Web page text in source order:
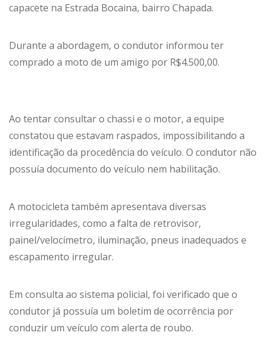
capacete na Estrada Bocaina, bairro Chapada.
Durante a abordagem, o condutor informou ter
comprado a moto de um amigo por R$4.500,00.
Ao tentar consultar o chassi e o motor, a equipe
constatou que estavam raspados, impossibilitando a
identificação da procedência do veículo. O condutor não
possuía documento do veículo nem habilitação.
A motocicleta também apresentava diversas
irregularidades, como a falta de retrovisor,
painel/velocímetro, iluminação, pneus inadequados e
escapamento irregular.
Em consulta ao sistema policial, foi verificado que o
condutor já possuía um boletim de ocorrência por
conduzir um veículo com alerta de roubo.